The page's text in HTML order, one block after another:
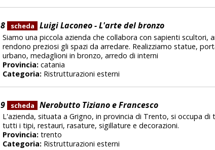
8 scheda Luigi Laconeo - L'arte del bronzo
Siamo una piccola azienda che collabora con sapienti scultori,
rendono preziosi gli spazi da arredare. Realizziamo statue,
urbano, medaglioni in bronzo, arredo di interni
Provincia: catania
Categoria: Ristrutturazioni esterni
9 scheda Nerobutto Tiziano e Francesco
L'azienda, situata a Grigno, in provincia di Trento, si occupa
tutti i tipi, restauri, rasature, sigillature e decorazioni.
Provincia: trento
Categoria: Ristrutturazioni esterni